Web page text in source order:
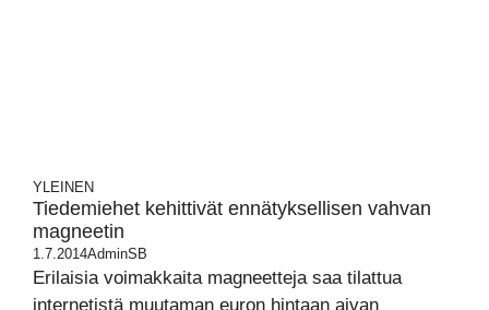
YLEINEN
Tiedemiehet kehittivät ennätyksellisen vahvan
magneetin
1.7.2014AdminSB
Erilaisia voimakkaita magneetteja saa tilattua
internetistä muutaman euron hintaan aivan